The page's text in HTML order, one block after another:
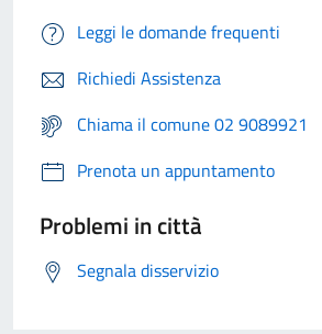
Leggi le domande frequenti
Richiedi Assistenza
Chiama il comune 02 9089921
Prenota un appuntamento
Problemi in città
Segnala disservizio